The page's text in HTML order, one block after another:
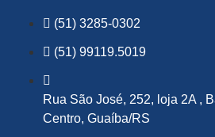
(51) 3285-0302
(51) 99119.5019
Rua São José, 252, loja 2A ,
Centro, Guaíba/RS